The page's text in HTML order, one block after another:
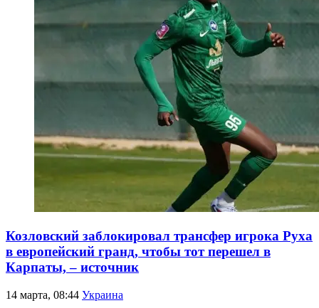
Козловский заблокировал трансфер игрока Руха
в европейский гранд, чтобы тот перешел в
Карпаты, – источник
14 марта, 08:44 Украина